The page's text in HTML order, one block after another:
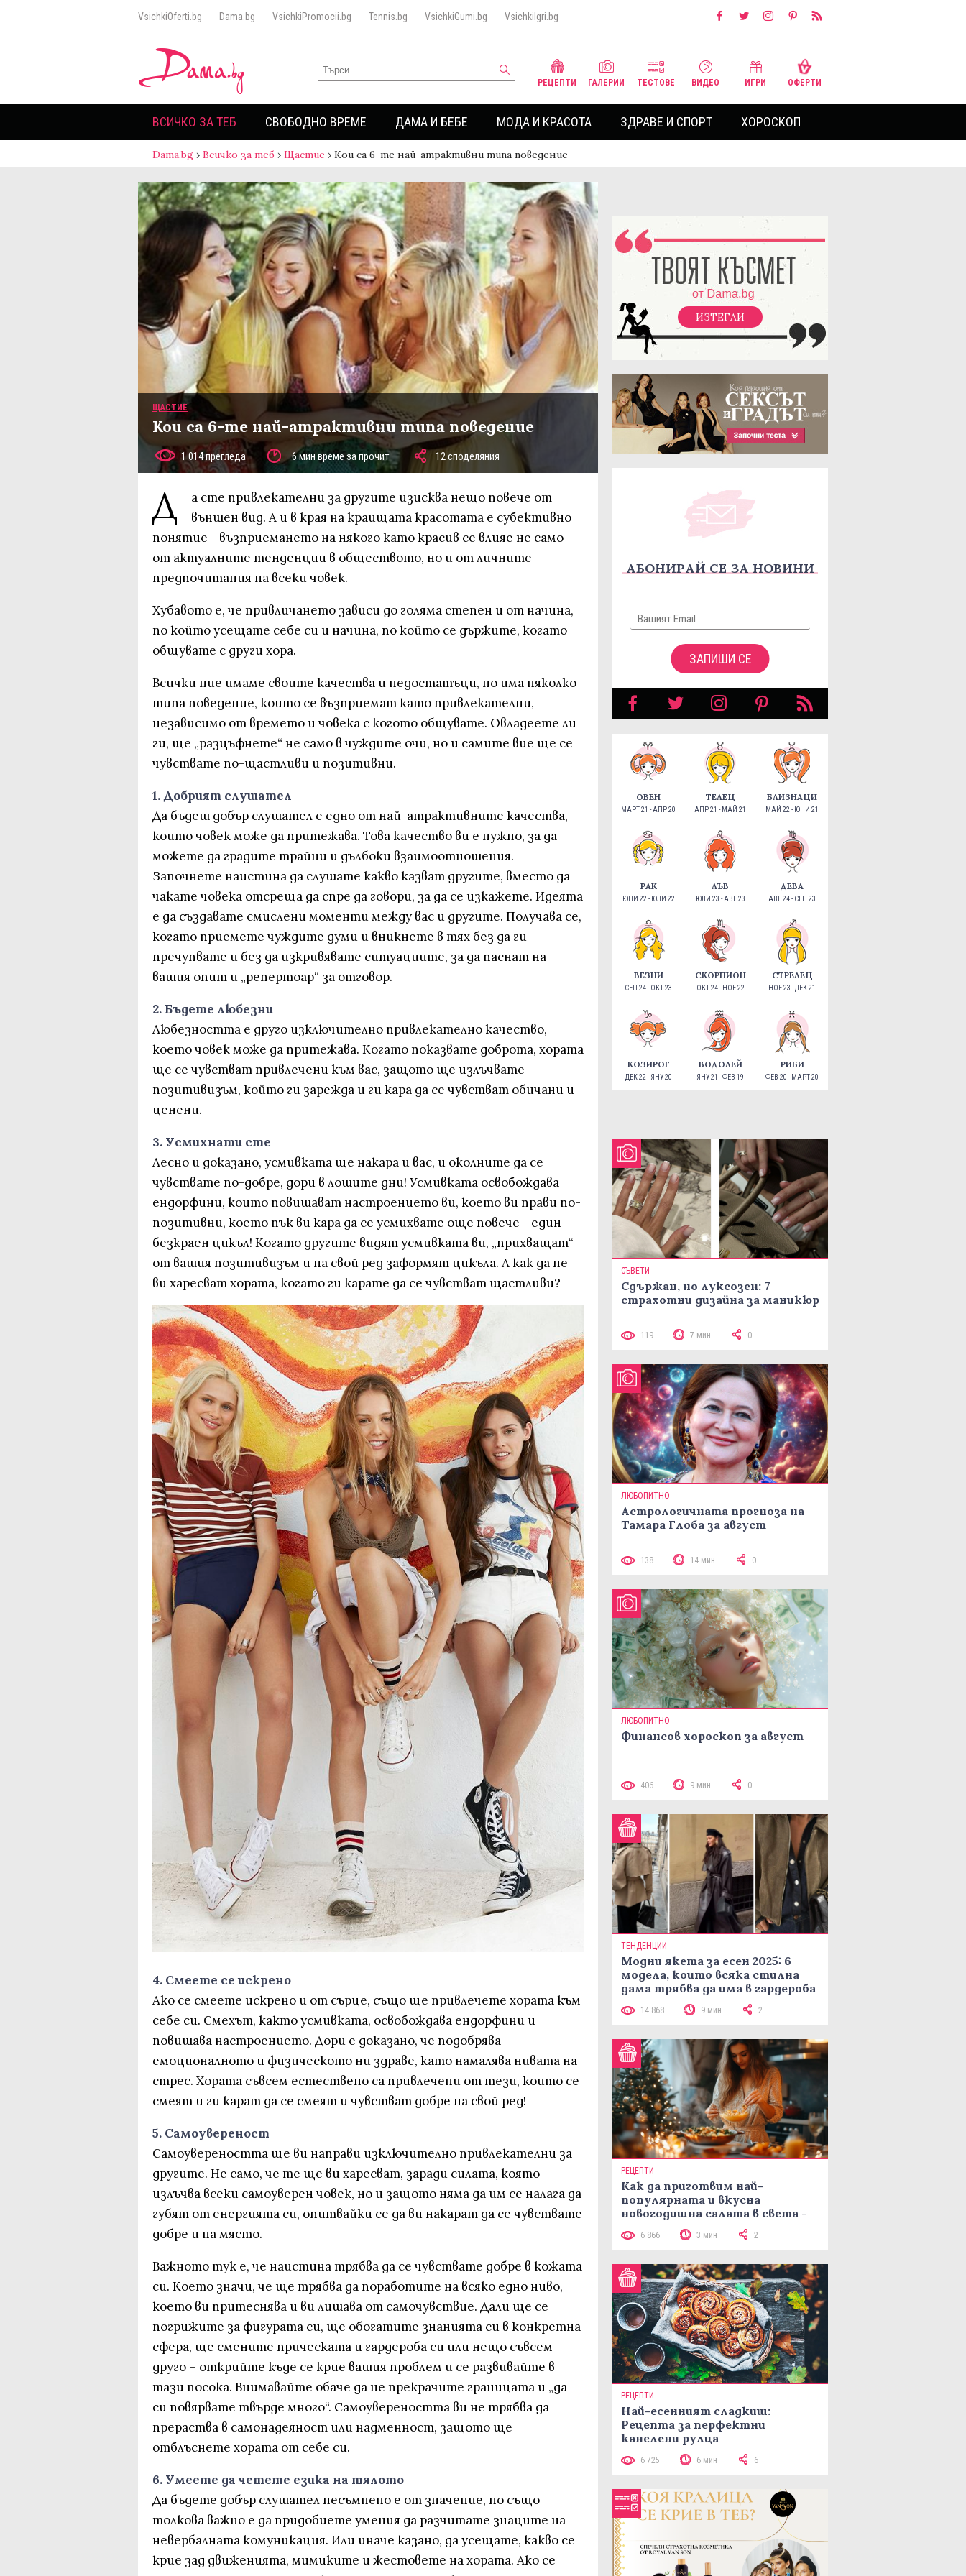
VsichkiOferti.bg Dama.bg VsichkiPromocii.bg Tennis.bg VsichkiGumi.bg VsichkiIgri.bg
РЕЦЕПТИ ГАЛЕРИИ ТЕСТОВЕ ВИДЕО ИГРИ ОФЕРТИ
ВСИЧКО ЗА ТЕБ СВОБОДНО ВРЕМЕ ДАМА И БЕБЕ МОДА И КРАСОТА ЗДРАВЕ И СПОРТ ХОРОСКОП
Dama.bg › Всичко за теб › Щастие › Кои са 6-те най-атрактивни типа поведение
ЩАСТИЕ
Кои са 6-те най-атрактивни типа поведение
1 014 прегледа 6 мин време за прочит 12 споделяния
Д
а сте привлекателни за другите изисква нещо повече от
външен вид. А и в края на краищата красотата е субективно
понятие - възприемането на някого като красив се влияе не само
от актуалните тенденции в обществото, но и от личните
предпочитания на всеки човек.
Хубавото е, че привличането зависи до голяма степен и от начина,
по който усещате себе си и начина, по който се държите, когато
общувате с други хора.
Всички ние имаме своите качества и недостатъци, но има няколко
типа поведение, които се възприемат като привлекателни,
независимо от времето и човека с когото общувате. Овладеете ли
ги, ще „разцъфнете“ не само в чуждите очи, но и самите вие ще се
чувствате по-щастливи и позитивни.
1. Добрият слушател
Да бъдеш добър слушател е едно от най-атрактивните качества,
които човек може да притежава. Това качество ви е нужно, за да
можете да градите трайни и дълбоки взаимоотношения.
Започнете наистина да слушате какво казват другите, вместо да
чакате човека отсреща да спре да говори, за да се изкажете. Идеята
е да създавате смислени моменти между вас и другите. Получава се,
когато приемете чуждите думи и вникнете в тях без да ги
пречупвате и без да изкривявате ситуациите, за да паснат на
вашия опит и „репертоар“ за отговор.
2. Бъдете любезни
Любезността е друго изключително привлекателно качество,
което човек може да притежава. Когато показвате доброта, хората
ще се чувстват привлечени към вас, защото ще излъчвате
позитивизъм, който ги зарежда и ги кара да се чувстват обичани и
ценени.
3. Усмихнати сте
Лесно и доказано, усмивката ще накара и вас, и околните да се
чувствате по-добре, дори в лошите дни! Усмивката освобождава
ендорфини, които повишават настроението ви, което ви прави по-
позитивни, което пък ви кара да се усмихвате още повече - един
безкраен цикъл! Когато другите видят усмивката ви, „прихващат“
от вашия позитивизъм и на свой ред заформят цикъла. А как да не
ви харесват хората, когато ги карате да се чувстват щастливи?
4. Смеете се искрено
Ако се смеете искрено и от сърце, също ще привлечете хората към
себе си. Смехът, както усмивката, освобождава ендорфини и
повишава настроението. Дори е доказано, че подобрява
емоционалното и физическото ни здраве, като намалява нивата на
стрес. Хората съвсем естествено са привлечени от тези, които се
смеят и ги карат да се смеят и чувстват добре на свой ред!
5. Самоувереност
Самоувереността ще ви направи изключително привлекателни за
другите. Не само, че те ще ви харесват, заради силата, която
излъчва всеки самоуверен човек, но и защото няма да им се налага да
губят от енергията си, опитвайки се да ви накарат да се чувствате
добре и на място.
Важното тук е, че наистина трябва да се чувствате добре в кожата
си. Което значи, че ще трябва да поработите на всяко едно ниво,
което ви притеснява и ви лишава от самочувствие. Дали ще се
погрижите за фигурата си, ще обогатите знанията си в конкретна
сфера, ще смените прическата и гардероба си или нещо съвсем
друго – открийте къде се крие вашия проблем и се развивайте в
тази посока. Внимавайте обаче да не прекрачите границата и „да
си повярвате твърде много“. Самоувереността ви не трябва да
прераства в самонадеяност или надменност, защото ще
отблъснете хората от себе си.
6. Умеете да четете езика на тялото
Да бъдете добър слушател несъмнено е от значение, но също
толкова важно е да придобиете умения да разчитате знаците на
невербалната комуникация. Или иначе казано, да усещате, какво се
крие зад движенията, мимиките и жестовете на хората. Ако се
ИЗТЕГЛИ
АБОНИРАЙ СЕ ЗА НОВИНИ
ЗАПИШИ СЕ
ОВЕН
МАРТ 21 - АПР 20
ТЕЛЕЦ
АПР 21 - МАЙ 21
БЛИЗНАЦИ
МАЙ 22 - ЮНИ 21
РАК
ЮНИ 22 - ЮЛИ 22
ЛЪВ
ЮЛИ 23 - АВГ 23
ДЕВА
АВГ 24 - СЕП 23
ВЕЗНИ
СЕП 24 - ОКТ 23
СКОРПИОН
ОКТ 24 - НОЕ 22
СТРЕЛЕЦ
НОЕ 23 - ДЕК 21
КОЗИРОГ
ДЕК 22 - ЯНУ 20
ВОДОЛЕЙ
ЯНУ 21 - ФЕВ 19
РИБИ
ФЕВ 20 - МАРТ 20
СЪВЕТИ
Сдържан, но луксозен: 7
страхотни дизайна за маникюр
119 7 мин 0
ЛЮБОПИТНО
Астрологичната прогноза на
Тамара Глоба за август
138 14 мин 0
ЛЮБОПИТНО
Финансов хороскоп за август
406 9 мин 0
ТЕНДЕНЦИИ
Модни якета за есен 2025: 6
модела, които всяка стилна
дама трябва да има в гардероба
14 868 9 мин 2
РЕЦЕПТИ
Как да приготвим най-
популярната и вкусна
новогодишна салата в света -
рецепта Мимоза
6 866 3 мин 2
РЕЦЕПТИ
Най-есенният сладкиш:
Рецепта за перфектни
канелени рулца
6 725 6 мин 6